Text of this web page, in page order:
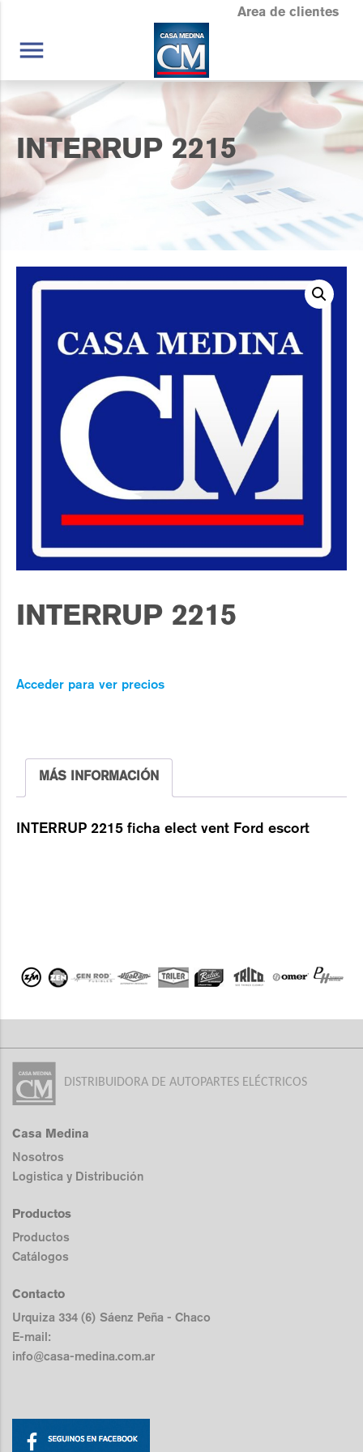
Area de clientes
menu
INTERRUP 2215
INTERRUP 2215
Acceder para ver precios
MÁS INFORMACIÓN
INTERRUP 2215 ficha elect vent Ford escort
DISTRIBUIDORA DE AUTOPARTES ELÉCTRICOS
Casa Medina
Nosotros
Logistica y Distribución
Productos
Productos
Catálogos
Contacto
Urquiza 334 (6) Sáenz Peña - Chaco
E-mail:
info@casa-medina.com.ar